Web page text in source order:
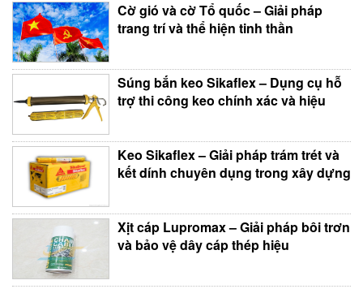
Cờ gió và cờ Tổ quốc – Giải pháp
trang trí và thể hiện tinh thần
Súng bắn keo Sikaflex – Dụng cụ hỗ
trợ thi công keo chính xác và hiệu
Keo Sikaflex – Giải pháp trám trét và
kết dính chuyên dụng trong xây dựng
Xịt cáp Lupromax – Giải pháp bôi trơn
và bảo vệ dây cáp thép hiệu